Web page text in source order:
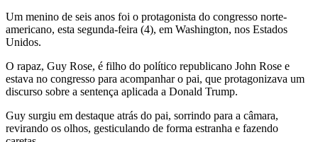
Um menino de seis anos foi o protagonista do congresso norte-
americano, esta segunda-feira (4), em Washington, nos Estados
Unidos.
O rapaz, Guy Rose, é filho do político republicano John Rose e
estava no congresso para acompanhar o pai, que protagonizava um
discurso sobre a sentença aplicada a Donald Trump.
Guy surgiu em destaque atrás do pai, sorrindo para a câmara,
revirando os olhos, gesticulando de forma estranha e fazendo